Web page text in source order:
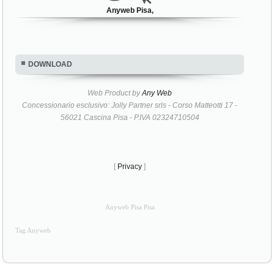
Anyweb Pisa,
DOWNLOAD
Web Product byAny Web
Concessionario esclusivo: Jolly Partner srls - Corso Matteotti 17 -
56021 Cascina Pisa - P.IVA 02324710504
[ Privacy ]
Anyweb Pisa Pisa
Tag Anyweb